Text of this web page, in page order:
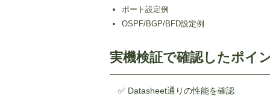
ポート設定例
OSPF/BGP/BFD設定例
実機検証で確認したポイ
✅ Datasheet通りの性能を確認